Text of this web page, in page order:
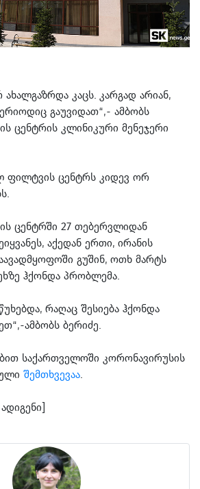
კაცს. კარგად არიან,
გაუვიდათ“,- ამბობს
ცენტრის კლინიკური მენეჯერი
ფილტვის ცენტრს კიდევ ორ
ცენტრში 27 თებერვლიდან
აქედან ერთი, ირანის
გუშინ, ოთხ მარტს
ჰქონდა პრობლემა.
რაღაც შესიება ჰქონდა
ამბობს ბერიძე.
საქართველოში კორონავირუსის
შემთხვევაა.